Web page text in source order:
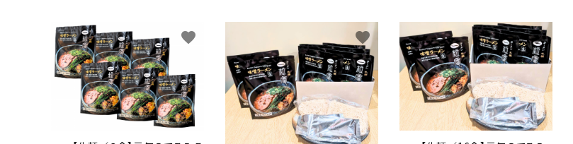
favorite favorite favorite
キーワード